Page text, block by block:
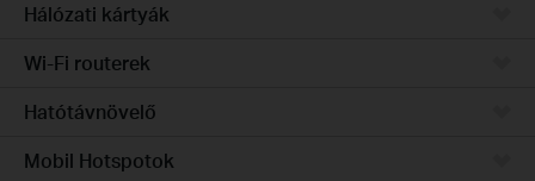
Hálózati kártyák
Wi-Fi routerek
Hatótávnövelő
Mobil Hotspotok